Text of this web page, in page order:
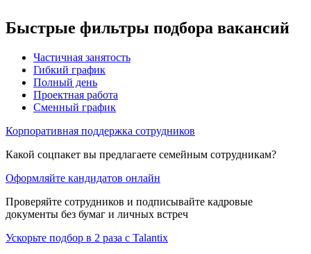
Быстрые фильтры подбора вакансий
Частичная занятость
Гибкий график
Полный день
Проектная работа
Сменный график
Корпоративная поддержка сотрудников
Какой соцпакет вы предлагаете семейным сотрудникам?
Оформляйте кандидатов онлайн
Проверяйте сотрудников и подписывайте кадровые
документы без бумаг и личных встреч
Ускорьте подбор в 2 раза с Talantix